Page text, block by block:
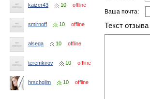
kaizer43 10 offline
smirnoff 10 offline
alsega 10 offline
teremkirov 10 offline
hrschgilm 10 offline
Ваша почта:
Текст отзыва